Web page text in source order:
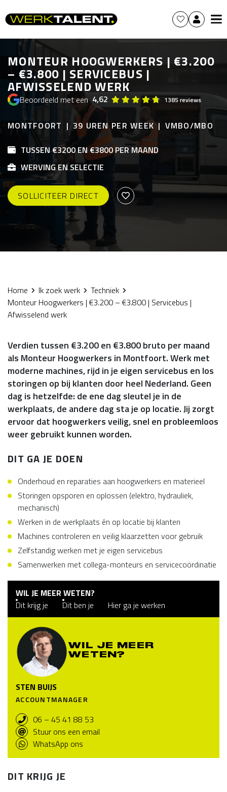
MONTEUR HOOGWERKERS | €3.200
– €3.800 | SERVICEBUS |
AFWISSELEND WERK
Beoordeeld met een 4,62 1385 reviews
MONTFOORT 39 UREN PER WEEK
VMBO/MBO
TUSSEN €3200 EN €3800 PER MAAND
WERVING EN SELECTIE
SOLLICITEER DIRECT
Home Ik zoek werk
Techniek
Monteur Hoogwerkers | €3.200 – €3.800 | Servicebus |
Afwisselend werk
Verdien tussen €3.200 en €3.800 bruto per maand
als Monteur Hoogwerkers in Montfoort. Werk met
moderne machines, rijd in je eigen servicebus en los
storingen op bij klanten door heel Nederland. Geen
dag is hetzelfde: de ene dag sleutel je in de
werkplaats, de andere dag sta je op locatie. Jij zorgt
ervoor dat hoogwerkers veilig, snel en probleemloos
weer gebruikt kunnen worden.
DIT GA JE DOEN
Onderhoud en reparaties aan hoogwerkers en materieel
Storingen opsporen en oplossen (elektro, hydrauliek,
mechanisch)
Werken in de werkplaats én op locatie bij klanten
Machines controleren en veilig klaarzetten voor gebruik
Zelfstandig werken met je eigen servicebus
Samenwerken met collega-monteurs en servicecoördinatie
WIL JE MEER WETEN?
Dit krijg je
Dit ben je Hier ga je werken
WIL JE MEER
WETEN?
STEN BUIJS
ACCOUNTMANAGER
06 – 45 41 88 53
Stuur ons een email
WhatsApp ons
DIT KRIJG JE